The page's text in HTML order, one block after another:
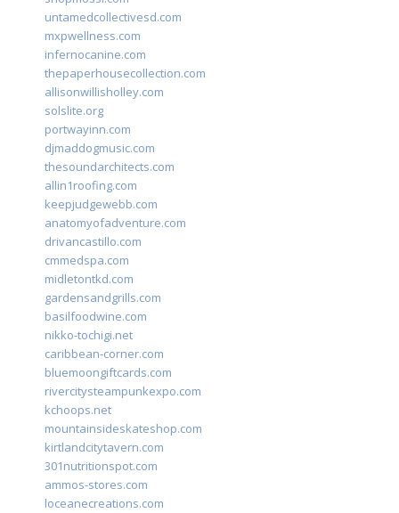
untamedcollectivesd.com
mxpwellness.com
infernocanine.com
thepaperhousecollection.com
allisonwillisholley.com
solslite.org
portwayinn.com
djmaddogmusic.com
thesoundarchitects.com
allin1roofing.com
keepjudgewebb.com
anatomyofadventure.com
drivancastillo.com
cmmedspa.com
midletontkd.com
gardensandgrills.com
basilfoodwine.com
nikko-tochigi.net
caribbean-corner.com
bluemoongiftcards.com
rivercitysteampunkexpo.com
kchoops.net
mountainsideskateshop.com
kirtlandcitytavern.com
301nutritionspot.com
ammos-stores.com
loceanecreations.com